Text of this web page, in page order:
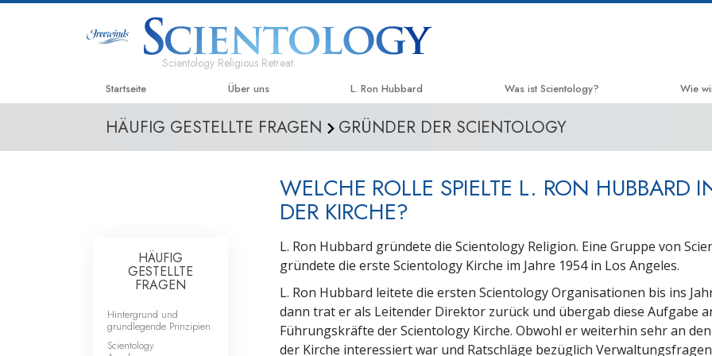
Scientology Religious Retreat
Startseite Über uns L. Ron Hubbard Was ist Scientology?
Anschauungen und Praxis
Lernen Sie einen Scientologen kennen
Innerhalb einer Scientology Kirche
Die Grundprinzipien der Scientology
Eine Einführung in die Dianetik
Wie
United
HÄUFIG GESTELLTE FRAGEN GRÜNDER DER SCIENTOLOGY
WELCHE ROLLE SPIELTE L. RON HUBBARD
DER KIRCHE?
L. Ron Hubbard gründete die Scientology Religion. Eine Gruppe von
gründete die erste Scientology Kirche im Jahre 1954 in Los Angeles.
L. Ron Hubbard leitete die ersten Scientology Organisationen bis ins
dann trat er als Leitender Direktor zurück und übergab diese Aufgabe
Führungskräfte der Scientology Kirche. Obwohl er weiterhin sehr an
der Kirche interessiert war und Ratschläge bezüglich
HÄUFIG
GESTELLTE
FRAGEN
Hintergrund und
grundlegende Prinzipien
Scientology